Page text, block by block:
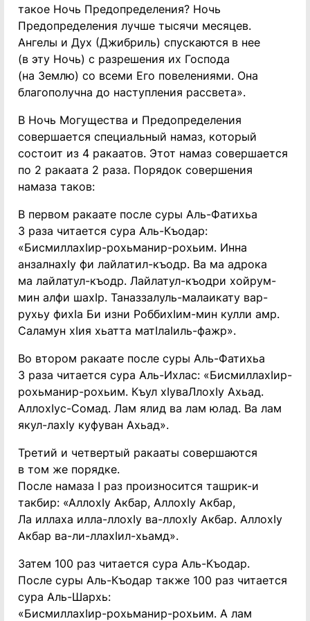
такое Ночь Предопределения? Ночь
Предопределения лучше тысячи месяцев.
Ангелы и Дух (Джибриль) спускаются в нее
(в эту Ночь) с разрешения их Господа
(на Землю) со всеми Его повелениями. Она
благополучна до наступления рассвета».
В Ночь Могущества и Предопределения
совершается специальный намаз, который
состоит из 4 ракаатов. Этот намаз совершается
по 2 ракаата 2 раза. Порядок совершения
намаза таков:
В первом ракаате после суры Аль-Фатихьа
3 раза читается сура Аль-Къодар:
«БисмиллахIир-рохьманир-рохьим. Инна
анзалнахIу фи лайлатил-къодр. Ва ма адрока
ма лайлатул-къодр. Лайлатул-къодри хойрум-
мин алфи шахIр. Таназзалуль-малаикату вар-
рухьу фихIа Би изни РоббихIим-мин кулли амр.
Саламун хIия хьатта матIлаIиль-фажр».
Во втором ракаате после суры Аль-Фатихьа
3 раза читается сура Аль-Ихлас: «БисмиллахIир-
рохьманир-рохьим. Къул хIуваЛлохIу Ахьад.
АллохIус-Сомад. Лам ялид ва лам юлад. Ва лам
якул-лахIу куфуван Ахьад».
Третий и четвертый ракааты совершаются
в том же порядке.
После намаза I раз произносится ташрик-и
такбир: «АллохIу Акбар, АллохIу Акбар,
Ла иллаха илла-ллохIу ва-ллохIу Акбар. АллохIу
Акбар ва-ли-ллахIил-хьамд».
Затем 100 раз читается сура Аль-Къодар.
После суры Аль-Къодар также 100 раз читается
сура Аль-Шархь:
«БисмиллахIир-рохьманир-рохьим. А лам